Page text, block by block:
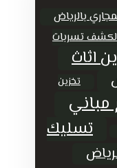
بالرياض
لكشف تسربات
اثاث
تخزين
مباني
تسليك